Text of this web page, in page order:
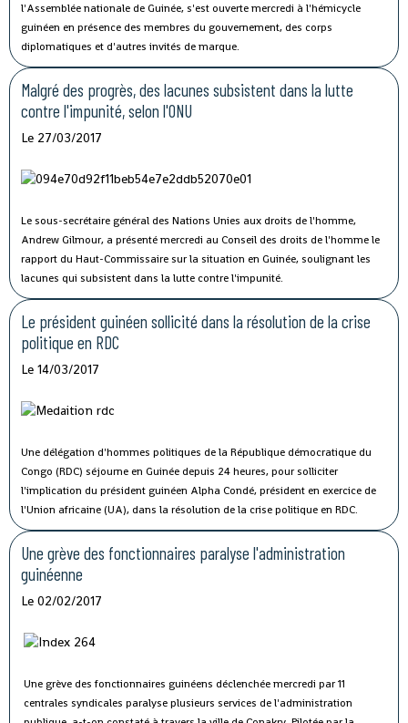
l'Assemblée nationale de Guinée, s'est ouverte mercredi à l'hémicycle
guinéen en présence des membres du gouvernement, des corps
diplomatiques et d'autres invités de marque.
Malgré des progrès, des lacunes subsistent dans la lutte
contre l'impunité, selon l'ONU
Le 27/03/2017
Le sous-secrétaire général des Nations Unies aux droits de l'homme,
Andrew Gilmour, a présenté mercredi au Conseil des droits de l'homme le
rapport du Haut-Commissaire sur la situation en Guinée, soulignant les
lacunes qui subsistent dans la lutte contre l'impunité.
Le président guinéen sollicité dans la résolution de la crise
politique en RDC
Le 14/03/2017
Une délégation d'hommes politiques de la République démocratique du
Congo (RDC) séjourne en Guinée depuis 24 heures, pour solliciter
l'implication du président guinéen Alpha Condé, président en exercice de
l'Union africaine (UA), dans la résolution de la crise politique en RDC.
Une grève des fonctionnaires paralyse l'administration
guinéenne
Le 02/02/2017
Une grève des fonctionnaires guinéens déclenchée mercredi par 11
centrales syndicales paralyse plusieurs services de l'administration